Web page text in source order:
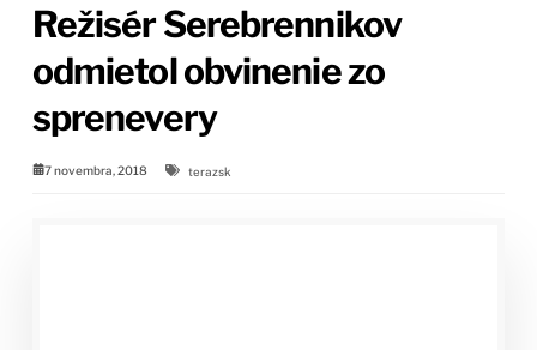
Režisér Serebrennikov
odmietol obvinenie zo
sprenevery
7 novembra, 2018 terazsk